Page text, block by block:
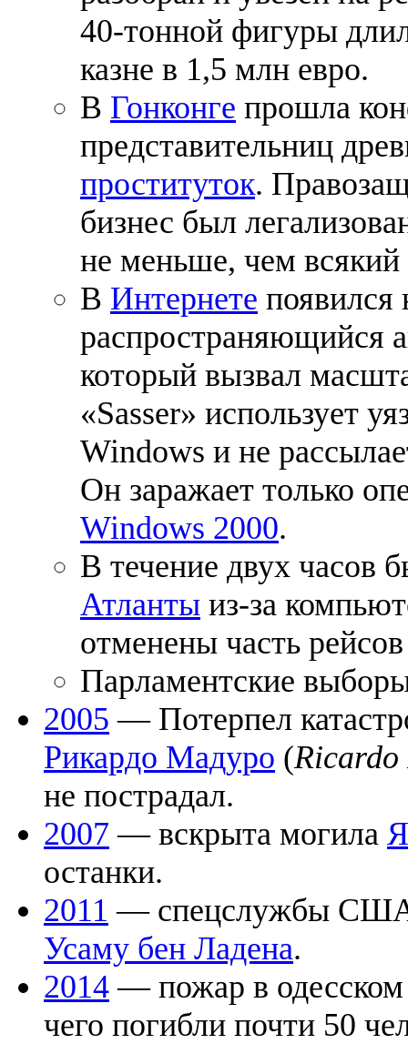
40-тонной фигуры
казне в 1,5 млн евро.
В Гонконге прошла
представительниц
проституток.
бизнес был
не меньше, чем всякий
В Интернете
распространяющийся
который вызвал
«Sasser» использует
Windows и не
Он заражает только
Windows 2000.
В течение двух часов
Атланты из-за
отменены часть
Парламентские
2005 — Потерпел
Рикардо Мадуро (Ricardo
не пострадал.
2007 — вскрыта могила
останки.
2011 — спецслужбы
Усаму бен Ладена.
2014 — пожар в одесском
чего погибли почти 50